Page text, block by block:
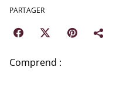
PARTAGER
Comprend :